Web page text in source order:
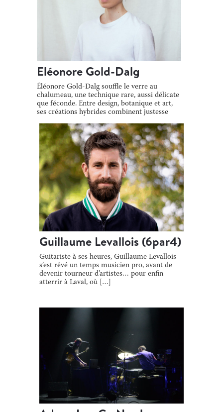
Eléonore Gold-Dalg
Éléonore Gold-Dalg souffle le verre au
chalumeau, une technique rare, aussi délicate
que féconde. Entre design, botanique et art,
ses créations hybrides combinent justesse
Guillaume Levallois (6par4)
Guitariste à ses heures, Guillaume Levallois
s’est rêvé un temps musicien pro, avant de
devenir tourneur d’artistes… pour enfin
atterrir à Laval, où […]